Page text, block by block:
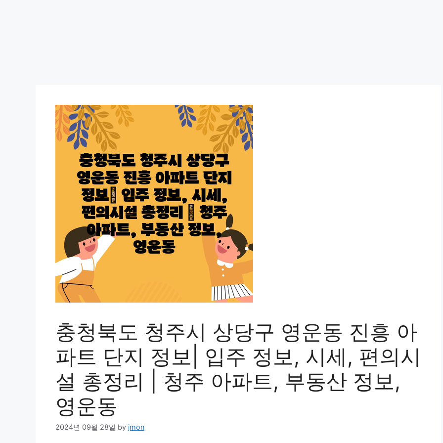
충청북도 청주시 상당구 영운동 진흥 아
파트 단지 정보| 입주 정보, 시세, 편의시
설 총정리 | 청주 아파트, 부동산 정보,
영운동
2024년 09월 28일 by jmon